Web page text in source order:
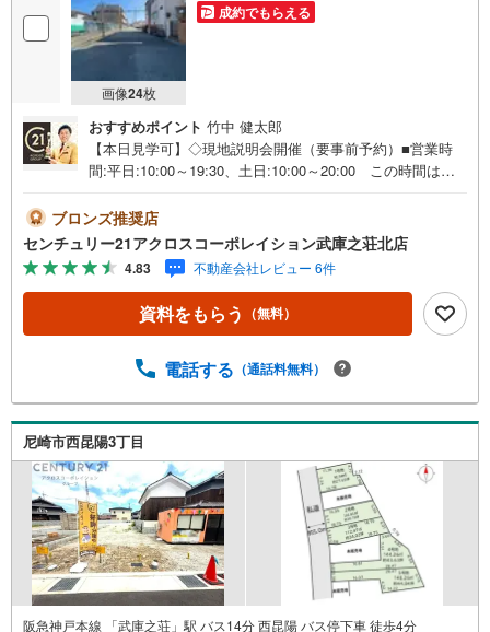
画像24枚
成約でもらえる
おすすめポイント 竹中 健太郎
【本日見学可】◇現地説明会開催（要事前予約）■営業時
間:平日:10:00～19:30、土日:10:00～20:00 この時間はお
件無し宅地 50.49平米のご紹介です。現状は2階建ての建
物があり、そのまま引き渡しになる物件ので、土地として
の利用には解体が必要になります＝＝センチュリー21アク
ロスグループの3つの特徴＝＝＝■センチュリー21グループ
で27年連続No.1（1997年～2023年兵庫地区仲介実績） 尼
崎・伊丹・西宮・宝塚にて8店舗展開中。阪神間での購入や
完備 8店舗すべて駅前にございますが、お車でのお越しも
物件多数ございます。 地域密着の当店では2000万円台の
新築戸建や、1000万円台の中古マンションを始め多数物件
を取り扱っています。Yahoo！不動産に掲載しきれない物
件もご紹介できます。お気軽にお問合せください。
ブロンズ推奨店
センチュリー21アクロスコーポレイション武庫之荘北店
4.83 不動産会社レビュー 6件
資料をもらう （無料）
電話する （通話料無料）
尼崎市西昆陽3丁目
阪急神戸本線 「武庫之荘」駅 バス14分 西昆陽 バス停下車 徒歩4分